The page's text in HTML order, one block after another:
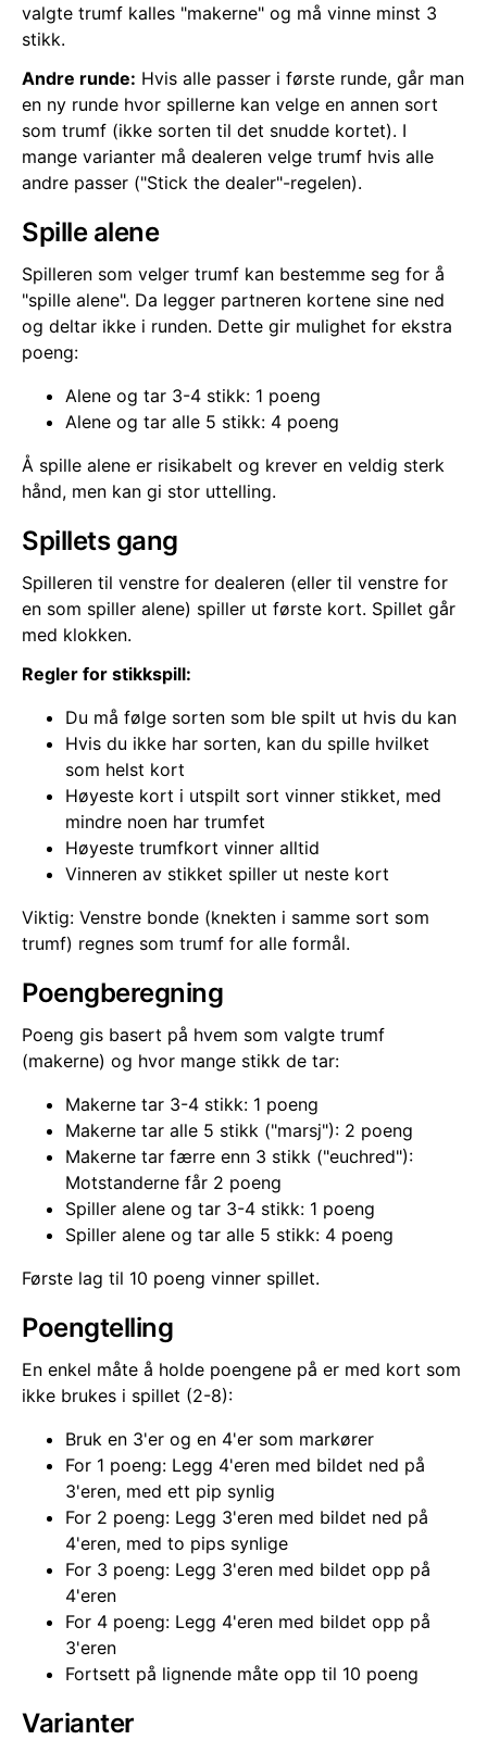
valgte trumf kalles "makerne" og må vinne minst 3
stikk.
Andre runde: Hvis alle passer i første runde, går man
en ny runde hvor spillerne kan velge en annen sort
som trumf (ikke sorten til det snudde kortet). I
mange varianter må dealeren velge trumf hvis alle
andre passer ("Stick the dealer"-regelen).
Spille alene
Spilleren som velger trumf kan bestemme seg for å
"spille alene". Da legger partneren kortene sine ned
og deltar ikke i runden. Dette gir mulighet for ekstra
poeng:
Alene og tar 3-4 stikk: 1 poeng
Alene og tar alle 5 stikk: 4 poeng
Å spille alene er risikabelt og krever en veldig sterk
hånd, men kan gi stor uttelling.
Spillets gang
Spilleren til venstre for dealeren (eller til venstre for
en som spiller alene) spiller ut første kort. Spillet går
med klokken.
Regler for stikkspill:
Du må følge sorten som ble spilt ut hvis du kan
Hvis du ikke har sorten, kan du spille hvilket
som helst kort
Høyeste kort i utspilt sort vinner stikket, med
mindre noen har trumfet
Høyeste trumfkort vinner alltid
Vinneren av stikket spiller ut neste kort
Viktig: Venstre bonde (knekten i samme sort som
trumf) regnes som trumf for alle formål.
Poengberegning
Poeng gis basert på hvem som valgte trumf
(makerne) og hvor mange stikk de tar:
Makerne tar 3-4 stikk: 1 poeng
Makerne tar alle 5 stikk ("marsj"): 2 poeng
Makerne tar færre enn 3 stikk ("euchred"):
Motstanderne får 2 poeng
Spiller alene og tar 3-4 stikk: 1 poeng
Spiller alene og tar alle 5 stikk: 4 poeng
Første lag til 10 poeng vinner spillet.
Poengtelling
En enkel måte å holde poengene på er med kort som
ikke brukes i spillet (2-8):
Bruk en 3'er og en 4'er som markører
For 1 poeng: Legg 4'eren med bildet ned på
3'eren, med ett pip synlig
For 2 poeng: Legg 3'eren med bildet ned på
4'eren, med to pips synlige
For 3 poeng: Legg 3'eren med bildet opp på
4'eren
For 4 poeng: Legg 4'eren med bildet opp på
3'eren
Fortsett på lignende måte opp til 10 poeng
Varianter